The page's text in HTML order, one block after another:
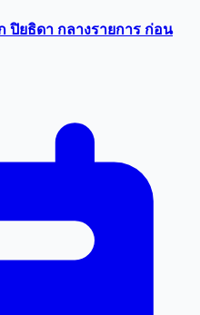
ปิยธิดา กลางรายการ ก่อน